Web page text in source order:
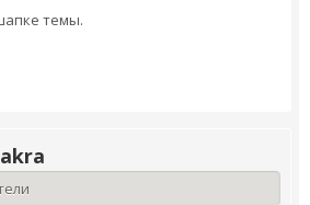
темы.